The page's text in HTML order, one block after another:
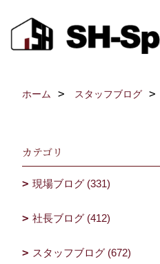
ホーム スタッフブログ
カテゴリ
現場ブログ (331)
社長ブログ (412)
スタッフブログ (672)